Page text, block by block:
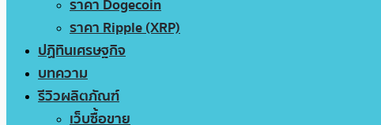
ราคา Dogecoin
ราคา Ripple (XRP)
ปฏิทินเศรษฐกิจ
บทความ
รีวิวผลิตภัณฑ์
เว็บซื้อขาย